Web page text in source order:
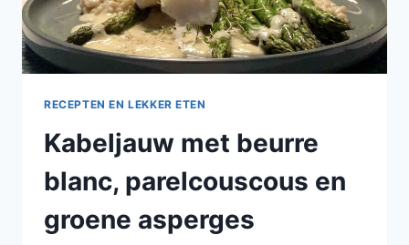
RECEPTEN EN LEKKER ETEN
Kabeljauw met beurre
blanc, parelcouscous en
groene asperges